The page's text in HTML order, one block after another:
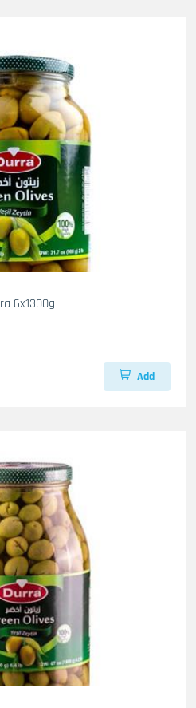
EG. Oliven Gruen Picual Durra 6x1300g
Add